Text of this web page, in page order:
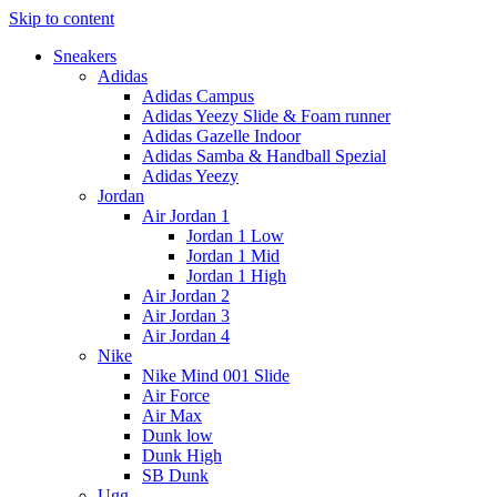
Skip to content
Sneakers
Adidas
Adidas Campus
Adidas Yeezy Slide & Foam runner
Adidas Gazelle Indoor
Adidas Samba & Handball Spezial
Adidas Yeezy
Jordan
Air Jordan 1
Jordan 1 Low
Jordan 1 Mid
Jordan 1 High
Air Jordan 2
Air Jordan 3
Air Jordan 4
Nike
Nike Mind 001 Slide
Air Force
Air Max
Dunk low
Dunk High
SB Dunk